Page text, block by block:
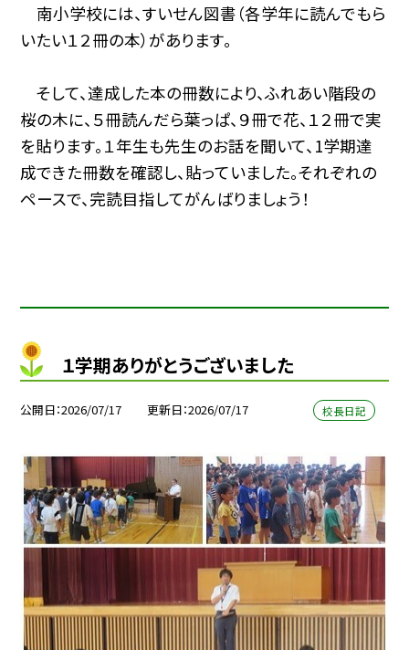
南小学校には、すいせん図書（各学年に読んでもら
いたい１２冊の本）があります。
そして、達成した本の冊数により、ふれあい階段の
桜の木に、５冊読んだら葉っぱ、９冊で花、１２冊で実
を貼ります。１年生も先生のお話を聞いて、1学期達
成できた冊数を確認し、貼っていました。それぞれの
ペースで、完読目指してがんばりましょう！
１学期ありがとうございました
公開日 2026/07/17 更新日 2026/07/17 校長日記